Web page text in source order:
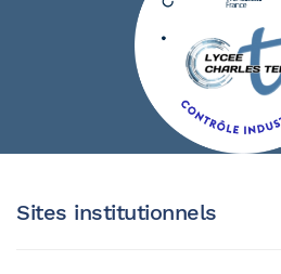
Sites institutionnels